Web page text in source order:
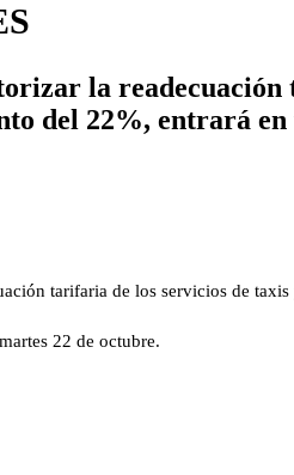
la readecuación
del 22%, entrará
tarifaria de los servicios de taxis
22 de octubre.